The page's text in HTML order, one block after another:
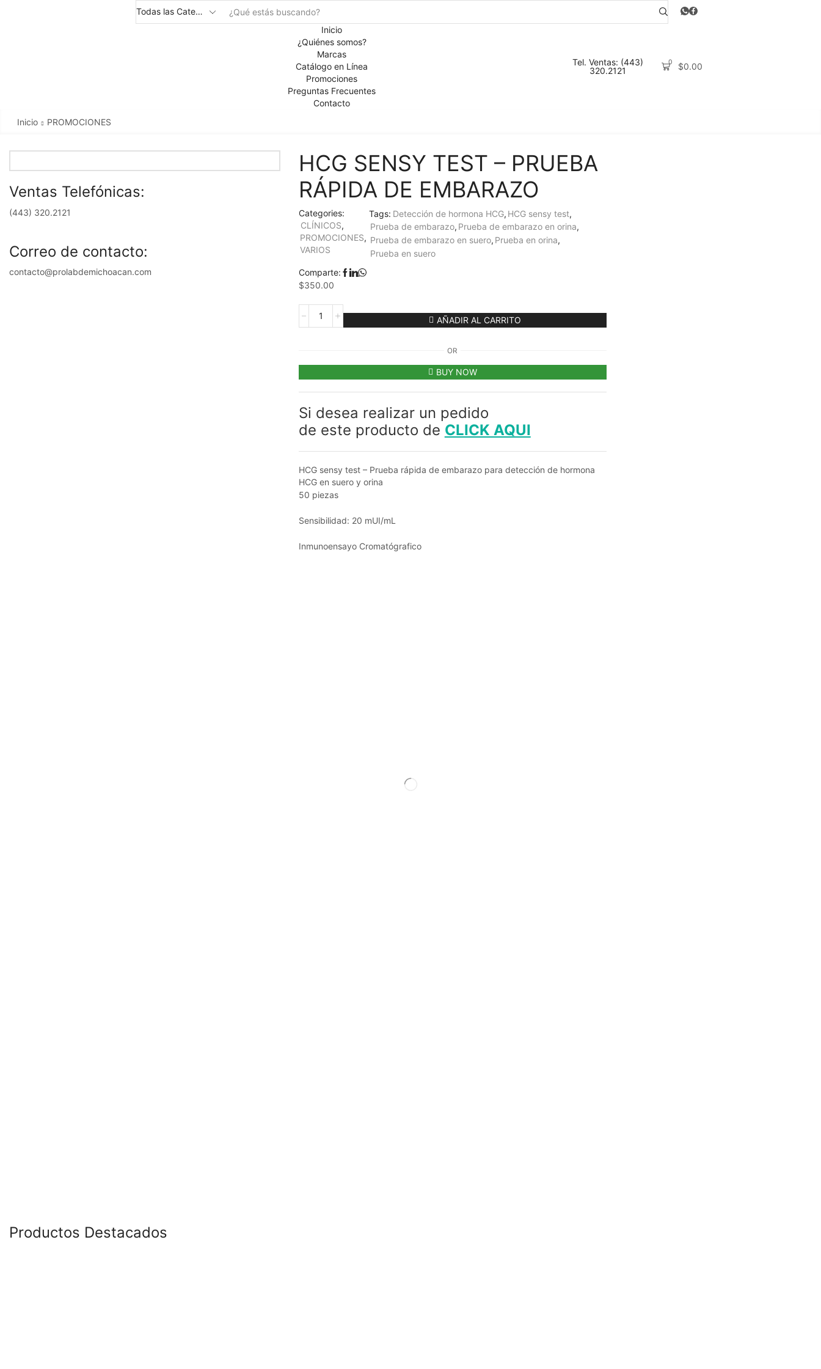
Inicio
¿Quiénes somos?
Marcas
Catálogo en Línea
Promociones
Preguntas Frecuentes
Contacto
Tel. Ventas: (443)
320.2121
0 $0.00
Inicio PROMOCIONES
Ventas Telefónicas:
(443) 320.2121
Correo de contacto:
contacto@prolabdemichoacan.com
HCG SENSY TEST – PRUEBA
RÁPIDA DE EMBARAZO
Categories:
CLÍNICOS,
PROMOCIONES,
VARIOS
Tags: Detección de hormona HCG, HCG sensy test,
Prueba de embarazo, Prueba de embarazo en orina,
Prueba de embarazo en suero, Prueba en orina,
Prueba en suero
Comparte:
$350.00
SENSY
EMBARAZO
cantidad
AÑADIR AL CARRITO
OR
BUY NOW
Si desea realizar un pedido
de este producto de CLICK AQUI
HCG sensy test – Prueba rápida de embarazo para detección de hormona
HCG en suero y orina
50 piezas
Sensibilidad: 20 mUI/mL
Inmunoensayo Cromatógrafico
Productos Destacados